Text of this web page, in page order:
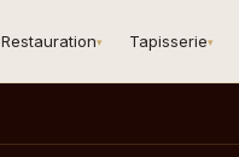
Restauration▾ Tapisserie▾